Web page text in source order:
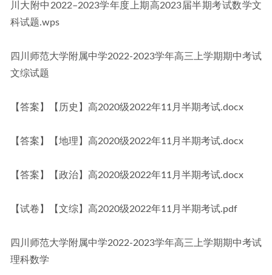
川大附中2022–2023学年度上期高2023届半期考试数学文
科试题.wps
四川师范大学附属中学2022-2023学年高三上学期期中考试
文综试题
【答案】【历史】高2020级2022年11月半期考试.docx
【答案】【地理】高2020级2022年11月半期考试.docx
【答案】【政治】高2020级2022年11月半期考试.docx
【试卷】【文综】高2020级2022年11月半期考试.pdf
四川师范大学附属中学2022-2023学年高三上学期期中考试
理科数学